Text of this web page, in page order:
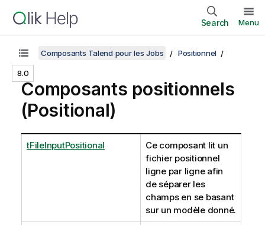
Search Menu
8.0
Composants Talend pour les Jobs Positionnel
Composants positionnels
(Positional)
tFileInputPositional
Ce composant lit un
fichier positionnel
ligne par ligne afin
de séparer les
champs en se basant
sur un modèle donné.